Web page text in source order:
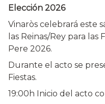
Elección 2026
Vinaròs celebrará este
las Reinas/Rey para las
Pere 2026.
Durante el acto se
Fiestas.
19:00h Inicio del acto